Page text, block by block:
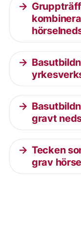
gravt
Tecken
grav